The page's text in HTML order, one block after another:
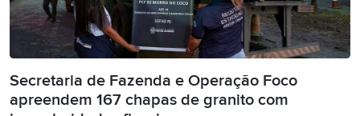
Secretaria de Fazenda e Operação Foco
apreendem 167 chapas de granito com